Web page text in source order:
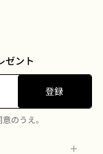
ゼント
登録
のうえ。